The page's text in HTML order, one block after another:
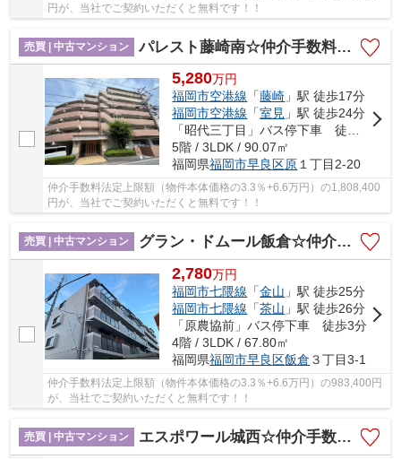
円が、当社でご契約いただくと無料です！！
売買 | 中古マンション パレスト藤崎南☆仲介手数料無料☆
5,280万円
福岡市空港線 「藤崎 」駅 徒歩17分
福岡市空港線 「室見 」駅 徒歩24分
「昭代三丁目」バス停下車 徒歩5分
5階 / 3LDK / 90.07㎡
福岡県福岡市早良区原１丁目2-20
仲介手数料法定上限額（物件本体価格の3.3％+6.6万円）の1,808,400
円が、当社でご契約いただくと無料です！！
売買 | 中古マンション グラン・ドムール飯倉☆仲介手数料無料☆
2,780万円
福岡市七隈線 「金山 」駅 徒歩25分
福岡市七隈線 「茶山 」駅 徒歩26分
「原農協前」バス停下車 徒歩3分
4階 / 3LDK / 67.80㎡
福岡県福岡市早良区飯倉 ３丁目3-1
仲介手数料法定上限額（物件本体価格の3.3％+6.6万円）の983,400円
が、当社でご契約いただくと無料です！！
売買 | 中古マンション エスポワール城西☆仲介手数料無料☆